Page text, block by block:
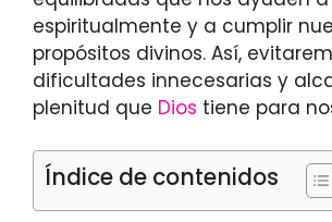
espiritualmente y a cumplir
propósitos divinos. Así,
dificultades innecesarias y
plenitud que Dios tiene para
Índice de contenidos